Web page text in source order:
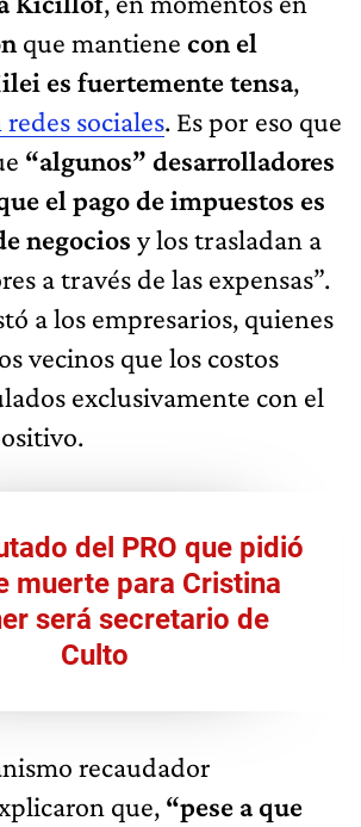
que mantiene con el
es fuertemente tensa,
sociales. Es por eso que
“algunos” desarrolladores
el pago de impuestos es
negocios y los trasladan a
a través de las expensas”.
a los empresarios, quienes
vecinos que los costos
exclusivamente con el
del PRO que pidió
muerte para Cristina
será secretario de
Culto
recaudador
que, “pese a que